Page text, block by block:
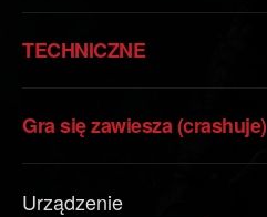
TECHNICZNE
Gra się zawiesza (crashuje)
Urządzenie